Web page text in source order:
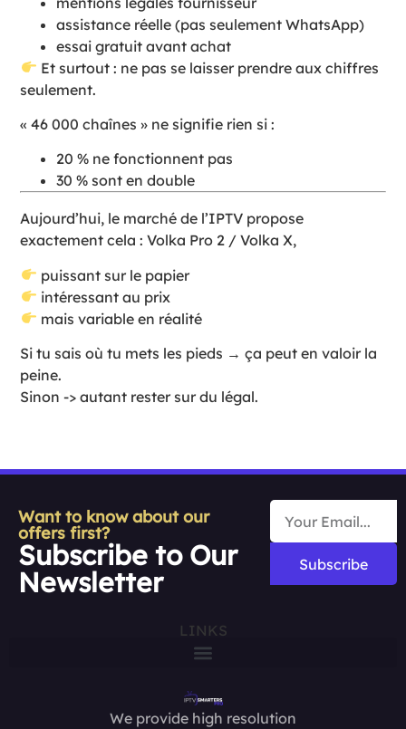
assistance réelle (pas seulement WhatsApp)
essai gratuit avant achat
Et surtout : ne pas se laisser prendre aux chiffres
seulement.
« 46 000 chaînes » ne signifie rien si :
20 % ne fonctionnent pas
30 % sont en double
Aujourd’hui, le marché de l’IPTV propose
exactement cela : Volka Pro 2 / Volka X,
puissant sur le papier
intéressant au prix
mais variable en réalité
Si tu sais où tu mets les pieds → ça peut en valoir la
peine.
Sinon -> autant rester sur du légal.
Want to know about our
offers first?
Subscribe to Our
Newsletter
Subscribe
LINKS
We provide high resolution